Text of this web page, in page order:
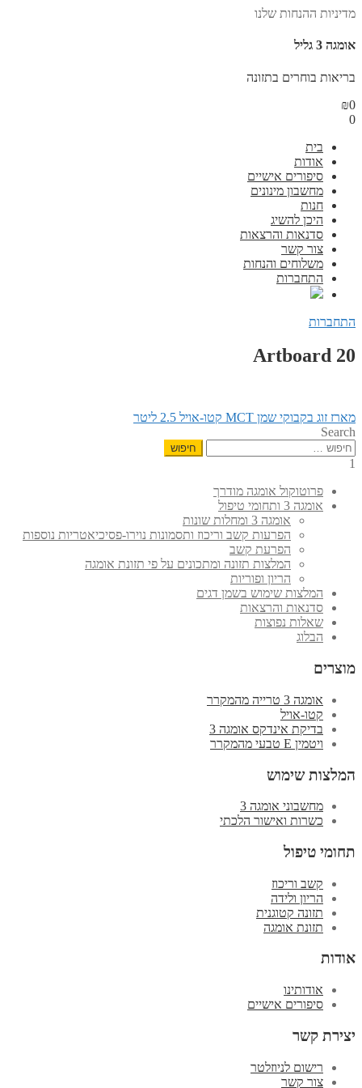
מדיניות ההנחות שלנו
אומגה 3 גליל
בריאות בוחרים בתזונה
₪0
0
בית
אודות
סיפורים אישיים
מחשבון מינונים
חנות
היכן להשיג
סדנאות והרצאות
צור קשר
משלוחים והנחות
התחברות
התחברות
Artboard 20
ניווט
הפוסט
הקודם:
מארז זוג בקבוקי שמן MCT קטו-אויל 2.5 ליטר
Search
חיפוש:
1
פרוטוקול אומגה מודרך
אומגה 3 ותחומי טיפול
אומגה 3 ומחלות שונות
הפרעות קשב וריכוז ותסמונות נוירו-פסיכיאטריות נוספות
הפרעת קשב
המלצות תזונה ומתכונים על פי תזונת אומגה
הריון ופוריות
המלצות שימוש בשמן דגים
סדנאות והרצאות
שאלות נפוצות
הבלוג
מוצרים
אומגה 3 טרייה מהמקרר
קטו-אויל
בדיקת אינדקס אומגה 3
ויטמין E טבעי מהמקרר
המלצות שימוש
מחשבוני אומגה 3
כשרות ואישור הלכתי
תחומי טיפול
קשב וריכוז
הריון ולידה
תזונה קטוגנית
תזונת אומגה
אודות
אודותינו
סיפורים אישיים
יצירת קשר
רישום לניוזלטר
צור קשר